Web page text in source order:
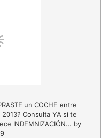
un COCHE entre
Consulta YA si te
INDEMNIZACIÓN... by